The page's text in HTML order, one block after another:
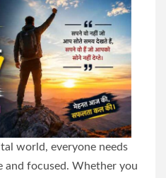
world, everyone needs
focused. Whether you